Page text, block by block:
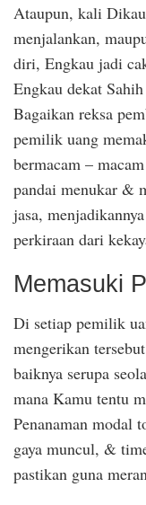
Ataupun, kali
menjalankan,
diri, Engkau jadi
Engkau dekat
Bagaikan reksa
pemilik uang
bermacam –
pandai menukar &
jasa,
perkiraan dari
Memasuki
Di setiap pemilik
mengerikan
baiknya serupa
mana Kamu tentu
Penanaman modal
gaya muncul, &
pastikan guna